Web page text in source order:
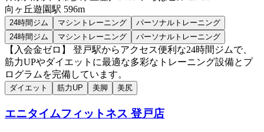
向ヶ丘遊園駅 596m
24時間ジム マシントレーニング
パーソナルトレーニング
24時間ジム
マシントレーニング パーソナルトレーニング
【入会金ゼロ】 登戸駅からアクセス便利な24時間ジムで、
筋力UPやダイエットに最適な多彩なトレーニング設備とプ
ログラムを完備しています。
ダイエット 筋力UP 美脚 美尻
エニタイムフィットネス 登戸店